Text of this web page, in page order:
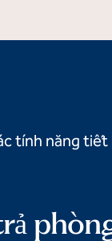
tính năng